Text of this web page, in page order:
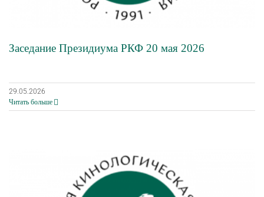
Заседание Президиума РКФ 20 мая 2026
29.05.2026
Читать больше